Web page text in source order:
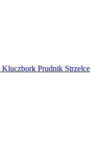
Kluczbork Prudnik Strzelce